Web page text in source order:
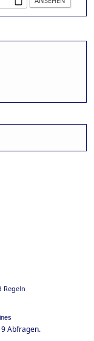
Regeln
Abfragen.